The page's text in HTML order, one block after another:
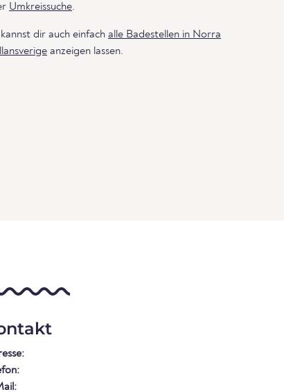
Umkreissuche.
dir auch einfach alle Badestellen in Norra
anzeigen lassen.